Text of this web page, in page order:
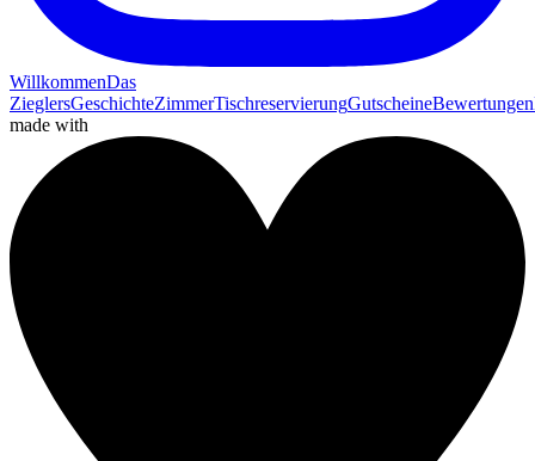
WillkommenDas
ZieglersGeschichteZimmerTischreservierungGutscheineBewertungen
made with